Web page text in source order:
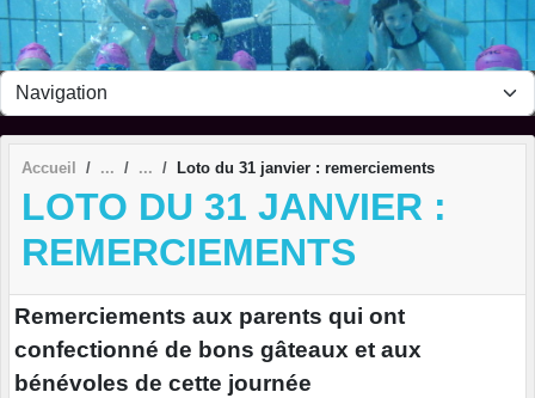
Accueil Loto du 31 janvier : remerciements
LOTO DU 31 JANVIER :
REMERCIEMENTS
Remerciements aux parents qui ont
confectionné de bons gâteaux et aux
bénévoles de cette journée